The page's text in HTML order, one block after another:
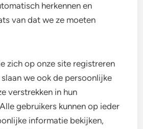
herkennen en
van dat we ze moeten
zich op onze site registreren
we ook de persoonlijke
verstrekken in hun
gebruikers kunnen op ieder
informatie bekijken,